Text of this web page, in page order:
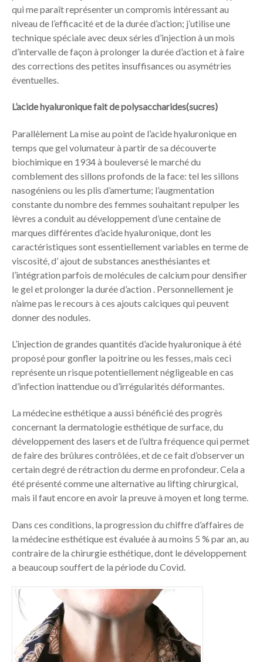
qui me paraît représenter un compromis intéressant au
niveau de l’efficacité et de la durée d’action; j’utilise une
technique spéciale avec deux séries d’injection à un mois
d’intervalle de façon à prolonger la durée d’action et à faire
des corrections des petites insuffisances ou asymétries
éventuelles.
L’acide hyaluronique fait de polysaccharides(sucres)
Parallèlement La mise au point de l’acide hyaluronique en
temps que gel volumateur à partir de sa découverte
biochimique en 1934 à bouleversé le marché du
comblement des sillons profonds de la face: tel les sillons
nasogéniens ou les plis d’amertume; l’augmentation
constante du nombre des femmes souhaitant repulper les
lèvres a conduit au développement d’une centaine de
marques différentes d’acide hyaluronique, dont les
caractéristiques sont essentiellement variables en terme de
viscosité, d’ ajout de substances anesthésiantes et
l’intégration parfois de molécules de calcium pour densifier
le gel et prolonger la durée d’action . Personnellement je
n’aime pas le recours à ces ajouts calciques qui peuvent
donner des nodules.
L’injection de grandes quantités d’acide hyaluronique à été
proposé pour gonfler la poitrine ou les fesses, mais ceci
représente un risque potentiellement négligeable en cas
d’infection inattendue ou d’irrégularités déformantes.
La médecine esthétique a aussi bénéficié des progrès
concernant la dermatologie esthétique de surface, du
développement des lasers et de l’ultra fréquence qui permet
de faire des brûlures contrôlées, et de ce fait d’observer un
certain degré de rétraction du derme en profondeur. Cela a
été présenté comme une alternative au lifting chirurgical,
mais il faut encore en avoir la preuve à moyen et long terme.
Dans ces conditions, la progression du chiffre d’affaires de
la médecine esthétique est évaluée à au moins 5 % par an, au
contraire de la chirurgie esthétique, dont le développement
a beaucoup souffert de la période du Covid.